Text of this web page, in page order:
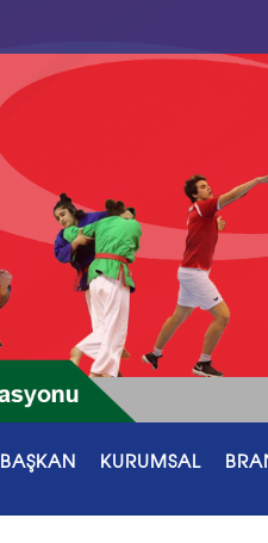
BAŞKAN KURUMSAL